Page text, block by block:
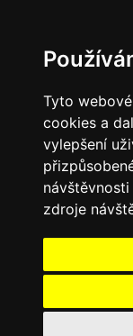
Tyto
cookies a
vylepšení
zdroje